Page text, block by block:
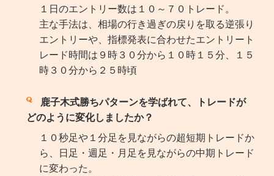
１日のエントリー数は１０～７０トレード。
主な手法は、相場の行き過ぎの戻りを取る逆張り
エントリーや、指標発表に合わせたエントリート
レード時間は９時３０分から１０時１５分、１５
時３０分から２５時頃
鹿子木式勝ちパターンを学ばれて、トレードが
どのように変化しましたか？
１０秒足や１分足を見ながらの超短期トレードか
ら、日足・週足・月足を見ながらの中期トレード
に変わった。